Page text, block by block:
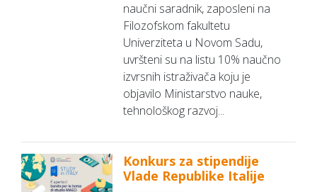
naučni saradnik, zaposleni na
Filozofskom fakultetu
Univerziteta u Novom Sadu,
uvršteni su na listu 10% naučno
izvrsnih istraživača koju je
objavilo Ministarstvo nauke,
tehnološkog razvoj...
Konkurs za stipendije
Vlade Republike Italije